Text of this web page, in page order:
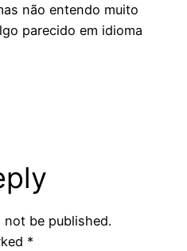
não entendo muito
parecido em idioma
not be published.
*